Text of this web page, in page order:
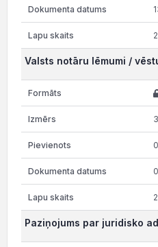
2
Valsts notāru lēmumi /
2
Paziņojums par juridisko